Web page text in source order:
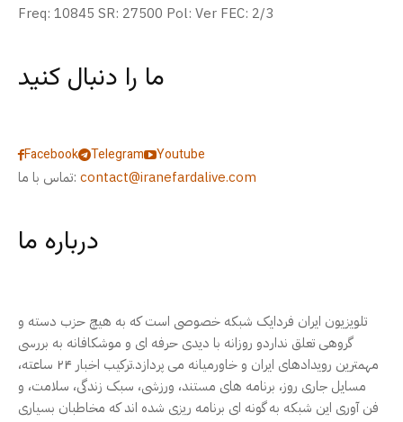
Freq: 10845 SR: 27500 Pol: Ver FEC: 2/3
ما را دنبال کنید
Facebook Telegram
Youtube
تماس با ما: contact@iranefardalive.com
درباره ما
تلویزیون ایران فردایک شبکه خصوصی است که به هیچ حزب دسته و
گروهی تعلق نداردو روزانه با دیدی حرفه ای و موشکافانه به بررسی
مهمترین رویدادهای ایران و خاورمیانه می پردازد.ترکیب اخبار ۲۴ ساعته،
مسایل جاری روز، برنامه های مستند، ورزشی، سبک زندگی، سلامت، و
فن آوری این شبکه به گونه ای برنامه ریزی شده اند که مخاطبان بسیاری